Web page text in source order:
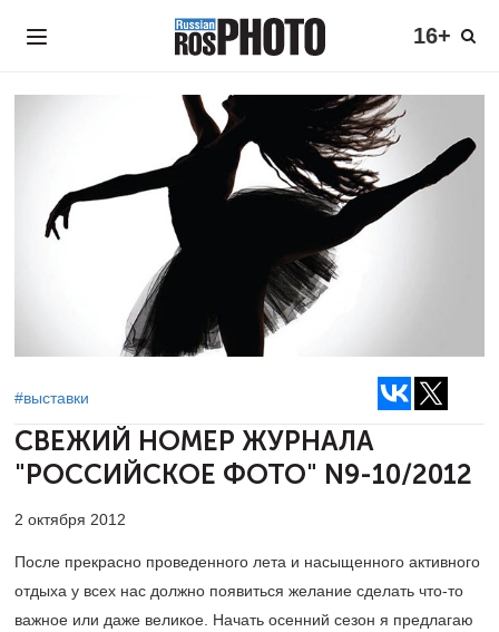
16+
#выставки
СВЕЖИЙ НОМЕР ЖУРНАЛА
"РОССИЙСКОЕ ФОТО" N9-10/2012
2 октября 2012
После прекрасно проведенного лета и насыщенного активного
отдыха у всех нас должно появиться желание сделать что-то
важное или даже великое. Начать осенний сезон я предлагаю